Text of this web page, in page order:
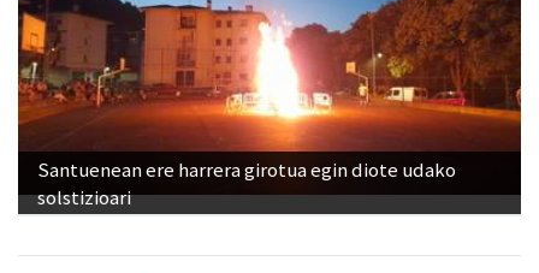
Santuenean ere harrera girotua egin diote udako
solstizioari